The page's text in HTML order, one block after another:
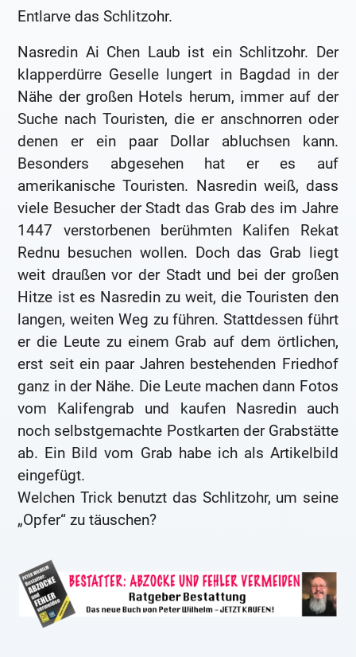
Entlarve das Schlitzohr.
Nasredin Ai Chen Laub ist ein Schlitzohr. Der
klapperdürre Geselle lungert in Bagdad in der
Nähe der großen Hotels herum, immer auf der
Suche nach Touristen, die er anschnorren oder
denen er ein paar Dollar abluchsen kann.
Besonders abgesehen hat er es auf
amerikanische Touristen. Nasredin weiß, dass
viele Besucher der Stadt das Grab des im Jahre
1447 verstorbenen berühmten Kalifen Rekat
Rednu besuchen wollen. Doch das Grab liegt
weit draußen vor der Stadt und bei der großen
Hitze ist es Nasredin zu weit, die Touristen den
langen, weiten Weg zu führen. Stattdessen führt
er die Leute zu einem Grab auf dem örtlichen,
erst seit ein paar Jahren bestehenden Friedhof
ganz in der Nähe. Die Leute machen dann Fotos
vom Kalifengrab und kaufen Nasredin auch
noch selbstgemachte Postkarten der Grabstätte
ab. Ein Bild vom Grab habe ich als Artikelbild
eingefügt.
Welchen Trick benutzt das Schlitzohr, um seine
„Opfer“ zu täuschen?